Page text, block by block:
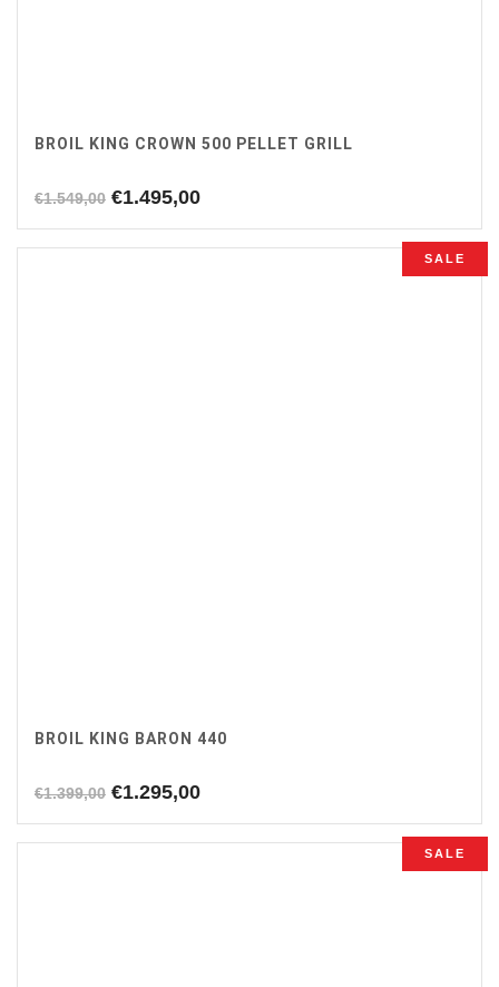
BROIL KING CROWN 500 PELLET GRILL
€1.549,00 Oorspronkelijke
was:
€1.495,00Huidige
is:
SALE
BROIL KING BARON 440
€1.399,00 Oorspronkelijke
was:
€1.295,00Huidige
is:
SALE